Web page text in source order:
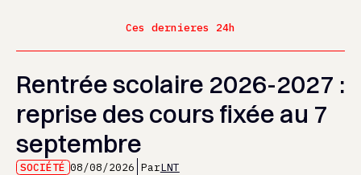
Ces dernieres 24h
Rentrée scolaire 2026-2027 :
reprise des cours fixée au 7
septembre
SOCIÉTÉ 08/08/2026 ParLNT